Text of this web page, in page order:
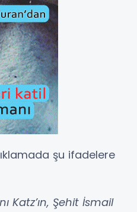
şu ifadelere
Katz’ın, Şehit İsmail